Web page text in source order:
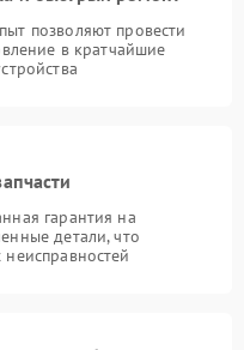
позволяют провести
в кратчайшие
гарантия на
детали, что